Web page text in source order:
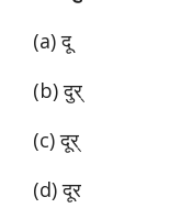
(a) दू
(b) दुर्
(c) दूर्
(d) दूर